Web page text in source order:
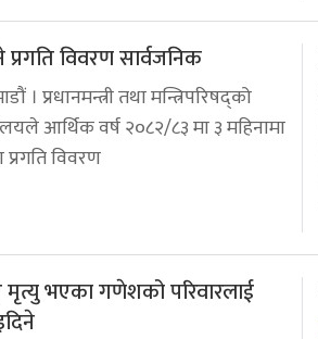
विवरण सार्वजनिक
। प्रधानमन्त्री तथा मन्त्रिपरिषद्को
आर्थिक वर्ष २०८२/८३ मा ३ महिनामा
विवरण
मृत्यु भएका गणेशको परिवारलाई